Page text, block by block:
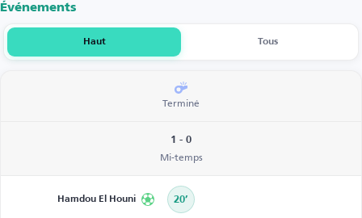
Événements
Haut Tous
Terminé
1 - 0
Mi-temps
Hamdou El Houni 20’